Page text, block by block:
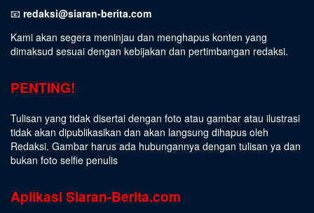
📧 redaksi@siaran-berita.com
Kami akan segera meninjau dan menghapus konten yang
dimaksud sesuai dengan kebijakan dan pertimbangan redaksi.
PENTING!
Tulisan yang tidak disertai dengan foto atau gambar atau ilustrasi
tidak akan dipublikasikan dan akan langsung dihapus oleh
Redaksi. Gambar harus ada hubungannya dengan tulisan ya dan
bukan foto selfie penulis
Aplikasi Siaran-Berita.com